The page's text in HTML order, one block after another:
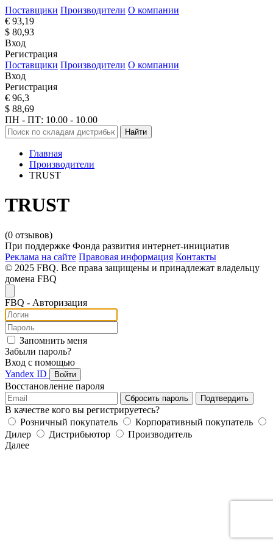
Поставщики Производители О компании
€ 93,19
$ 80,93
Вход
Регистрация
Поставщики Производители О компании
Вход
Регистрация
€ 96,3
$ 88,69
ПН - ПТ: 10.00 - 10.00
Найти
Главная
Производители
TRUST
TRUST
(0 отзывов)
При поддержке Фонда развития интернет-инициатив
Реклама на сайте Правовая информация Контакты
© 2025 FBQ. Все права защищены и принадлежат владельцу
домена FBQ
FBQ - Авторизация
Запомнить меня
Забыли пароль?
Вход с помощью
Yandex ID
Войти
Восстановление пароля
Сбросить пароль Подтвердить
В качестве кого вы регистрируетесь?
Розничный покупатель
Корпоративный покупатель
Дилер
Дистрибьютор
Производитель
Далее